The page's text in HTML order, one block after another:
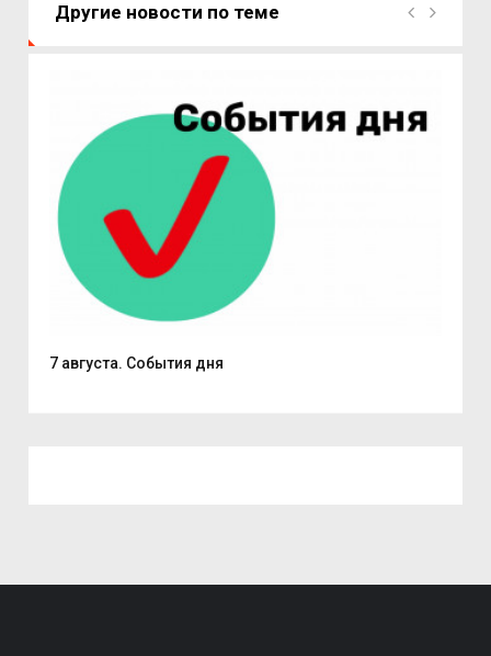
Другие новости по теме
7 августа. События дня